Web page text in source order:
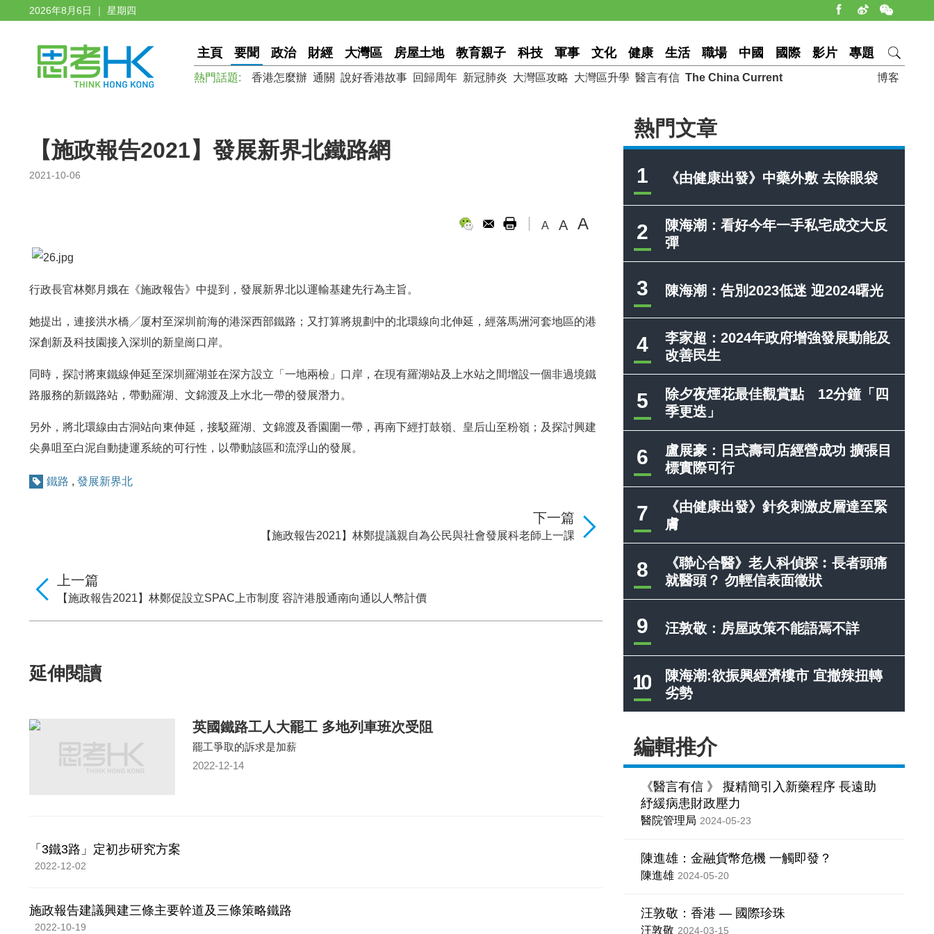
2026年8月6日 ｜ 星期四
主頁 要聞 政治 財經 大灣區 房屋土地 教育親子 科技 軍事 文化 健康 生活 職場 中國 國際 影片 專題
博客
熱門話題: 香港怎麼辦 通關 說好香港故事 回歸周年 新冠肺炎 大灣區攻略 大灣區升學 醫言有信 The China Current
熱門文章
1 《由健康出發》中藥外敷 去除眼袋
2
陳海潮：看好今年一手私宅成交大反
彈
3 陳海潮：告別2023低迷 迎2024曙光
4
李家超：2024年政府增強發展動能及
改善民生
5
除夕夜煙花最佳觀賞點 12分鐘「四
季更迭」
6
盧展豪：日式壽司店經營成功 擴張目
標實際可行
7
《由健康出發》針灸刺激皮層達至緊
膚
8
《聯心合醫》老人科偵探︰長者頭痛
就醫頭？ 勿輕信表面徵狀
9 汪敦敬：房屋政策不能語焉不詳
10
陳海潮:欲振興經濟樓市 宜撤辣扭轉
劣勢
編輯推介
《醫言有信 》 擬精簡引入新藥程序 長遠助
紓緩病患財政壓力
醫院管理局 2024-05-23
陳進雄：金融貨幣危機 一觸即發？
陳進雄 2024-05-20
汪敦敬：香港 — 國際珍珠
汪敦敬 2024-03-15
【施政報告2021】發展新界北鐵路網
2021-10-06
A A A
行政長官林鄭月娥在《施政報告》中提到，發展新界北以運輸基建先行為主旨。
她提出，連接洪水橋╱厦村至深圳前海的港深西部鐵路；又打算將規劃中的北環線向北伸延，經落馬洲河套地區的港
深創新及科技園接入深圳的新皇崗口岸。
同時，探討將東鐵線伸延至深圳羅湖並在深方設立「一地兩檢」口岸，在現有羅湖站及上水站之間增設一個非過境鐵
路服務的新鐵路站，帶動羅湖、文錦渡及上水北一帶的發展潛力。
另外，將北環線由古洞站向東伸延，接駁羅湖、文錦渡及香園圍一帶，再南下經打鼓嶺、皇后山至粉嶺；及探討興建
尖鼻咀至白泥自動捷運系統的可行性，以帶動該區和流浮山的發展。
鐵路 , 發展新界北
下一篇
【施政報告2021】林鄭提議親自為公民與社會發展科老師上一課
上一篇
【施政報告2021】林鄭促設立SPAC上市制度 容許港股通南向通以人幣計價
延伸閱讀
英國鐵路工人大罷工 多地列車班次受阻
罷工爭取的訴求是加薪
2022-12-14
「3鐵3路」定初步研究方案
2022-12-02
施政報告建議興建三條主要幹道及三條策略鐵路
2022-10-19